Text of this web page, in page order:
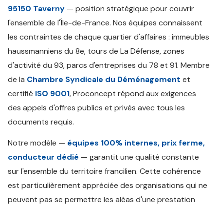
95150 Taverny — position stratégique pour couvrir
l'ensemble de l'Île-de-France. Nos équipes connaissent
les contraintes de chaque quartier d'affaires : immeubles
haussmanniens du 8e, tours de La Défense, zones
d'activité du 93, parcs d'entreprises du 78 et 91. Membre
de la Chambre Syndicale du Déménagement et
certifié ISO 9001, Proconcept répond aux exigences
des appels d'offres publics et privés avec tous les
documents requis.
Notre modèle — équipes 100% internes, prix ferme,
conducteur dédié — garantit une qualité constante
sur l'ensemble du territoire francilien. Cette cohérence
est particulièrement appréciée des organisations qui ne
peuvent pas se permettre les aléas d'une prestation